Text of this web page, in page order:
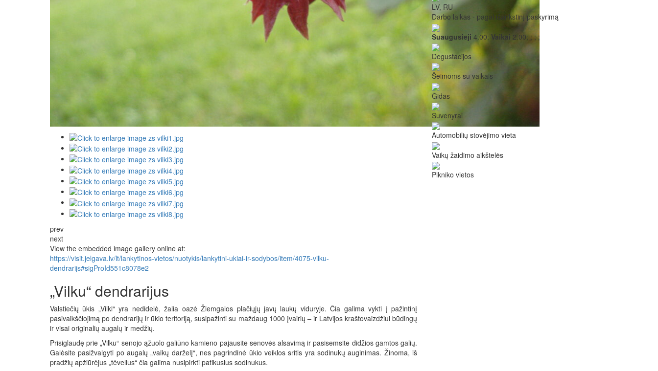
prev
next
View the embedded image gallery online at:
https://visit.jelgava.lv/lt/lankytinos-vietos/nuotykis/lankytini-ukiai-ir-sodybos/item/4075-vilku-
dendrarijs#sigProId551c8078e2
„Vilku“ dendrarijus
Valstiečių ūkis „Vilki“ yra nedidelė, žalia oazė Žiemgalos plačiųjų javų laukų viduryje. Čia galima vykti į pažintinį
pasivaikščiojimą po dendrarijų ir ūkio teritoriją, susipažinti su maždaug 1000 įvairių – ir Latvijos kraštovaizdžiui būdingų
ir visai originalių augalų ir medžių.
Prisiglaudę prie „Vilku“ senojo ąžuolo galiūno kamieno pajausite senovės alsavimą ir pasisemsite didžios gamtos galių.
Galėsite pasižvalgyti po augalų „vaikų darželį“, nes pagrindinė ūkio veiklos sritis yra sodinukų auginimas. Žinoma, iš
pradžių apžiūrėjus „tėvelius“ čia galima nusipirkti patikusius sodinukus.
LV, RU
Darbo laikas - pagal išankstinį paskyrimą
Suaugusieji 4.00; Vaikai 2.00;;;;
Degustacijos
Šeimoms su vaikais
Gidas
Suvenyrai
Automobilių stovėjimo vieta
Vaikų žaidimo aikštelės
Pikniko vietos